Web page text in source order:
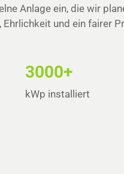
Anlage ein, die wir
und ein fairer
3000+
kWp installiert